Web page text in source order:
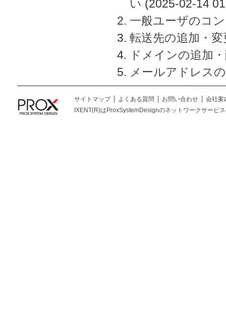
い (2025-02-14
一般ユーザのコ
転送先の追加・
ドメインの追加
メールアドレス
サイトマップ よくある質問 お問い合わせ
会社案
IXENT(R)はProxSystemDesignのネットワークサービ